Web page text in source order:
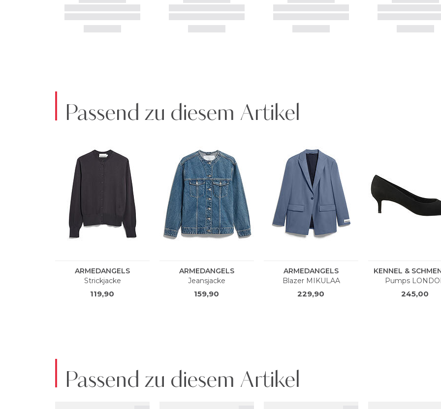
Passend zu diesem Artikel
Passend zu diesem Artikel